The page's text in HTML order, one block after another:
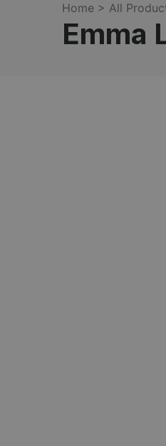
Home > All
Emma